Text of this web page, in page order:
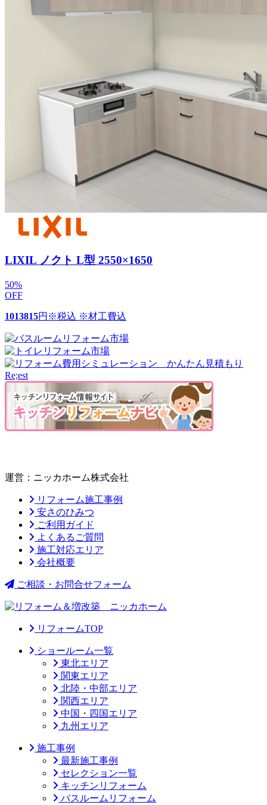
LIXIL ノクト L型 2550×1650
50%
OFF
1013815円 ※税込 ※材工費込
運営：ニッカホーム株式会社
リフォーム施工事例
安さのひみつ
ご利用ガイド
よくあるご質問
施工対応エリア
会社概要
ご相談・お問合せフォーム
リフォームTOP
ショールーム一覧
東北エリア
関東エリア
北陸・中部エリア
関西エリア
中国・四国エリア
九州エリア
施工事例
最新施工事例
セレクション一覧
キッチンリフォーム
バスルームリフォーム